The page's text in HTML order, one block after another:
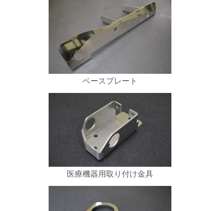
ベースプレート
医療機器用取り付け金具